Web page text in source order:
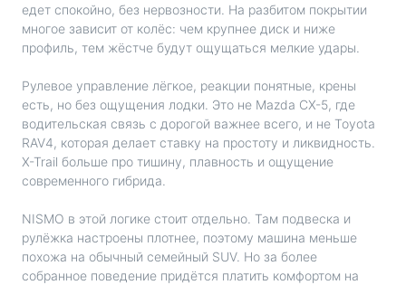
едет спокойно, без нервозности. На разбитом покрытии
многое зависит от колёс: чем крупнее диск и ниже
профиль, тем жёстче будут ощущаться мелкие удары.
Рулевое управление лёгкое, реакции понятные, крены
есть, но без ощущения лодки. Это не Mazda CX-5, где
водительская связь с дорогой важнее всего, и не Toyota
RAV4, которая делает ставку на простоту и ликвидность.
X-Trail больше про тишину, плавность и ощущение
современного гибрида.
NISMO в этой логике стоит отдельно. Там подвеска и
рулёжка настроены плотнее, поэтому машина меньше
похожа на обычный семейный SUV. Но за более
собранное поведение придётся платить комфортом на